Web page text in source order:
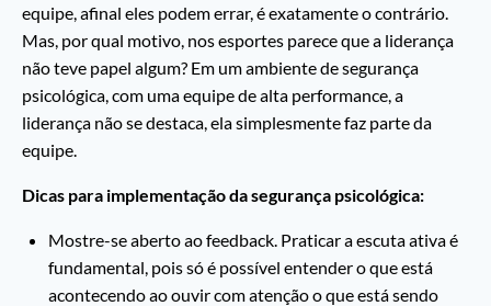
equipe, afinal eles podem errar, é exatamente o contrário.
Mas, por qual motivo, nos esportes parece que a liderança
não teve papel algum? Em um ambiente de segurança
psicológica, com uma equipe de alta performance, a
liderança não se destaca, ela simplesmente faz parte da
equipe.
Dicas para implementação da segurança psicológica:
Mostre-se aberto ao feedback. Praticar a escuta ativa é
fundamental, pois só é possível entender o que está
acontecendo ao ouvir com atenção o que está sendo